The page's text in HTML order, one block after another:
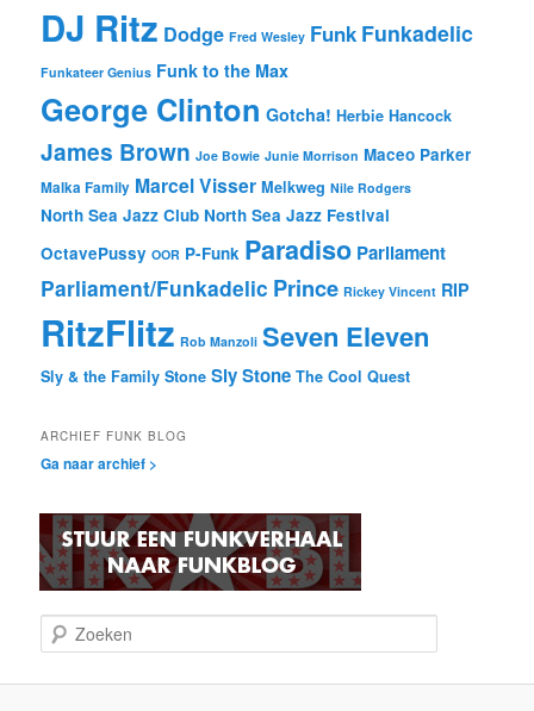
DJ Ritz Dodge Fred Wesley Funk Funkadelic
Funkateer Genius Funk to the Max
George Clinton Gotcha! Herbie Hancock
James Brown Joe Bowie Junie Morrison Maceo Parker
Malka Family Marcel Visser Melkweg Nile Rodgers
North Sea Jazz Club North Sea Jazz Festival
OctavePussy OOR P-Funk Paradiso Parliament
Parliament/Funkadelic Prince Rickey Vincent RIP
RitzFlitz Rob Manzoli Seven Eleven
Sly & the Family Stone Sly Stone The Cool Quest
ARCHIEF FUNK BLOG
Ga naar archief >
o